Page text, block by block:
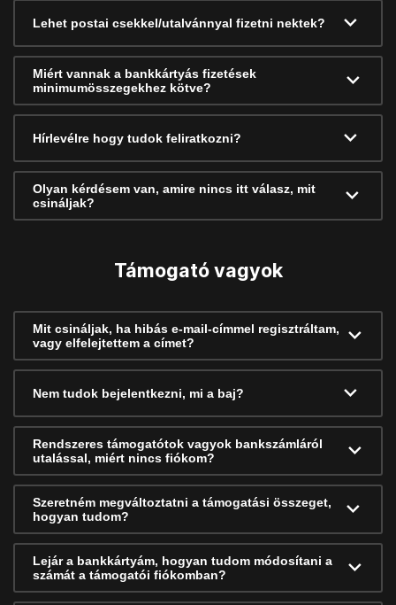
Lehet postai csekkel/utalvánnyal fizetni nektek?
Miért vannak a bankkártyás fizetések
minimumösszegekhez kötve?
Hírlevélre hogy tudok feliratkozni?
Olyan kérdésem van, amire nincs itt válasz, mit
csináljak?
Támogató vagyok
Mit csináljak, ha hibás e-mail-címmel regisztráltam,
vagy elfelejtettem a címet?
Nem tudok bejelentkezni, mi a baj?
Rendszeres támogatótok vagyok bankszámláról
utalással, miért nincs fiókom?
Szeretném megváltoztatni a támogatási összeget,
hogyan tudom?
Lejár a bankkártyám, hogyan tudom módosítani a
számát a támogatói fiókomban?